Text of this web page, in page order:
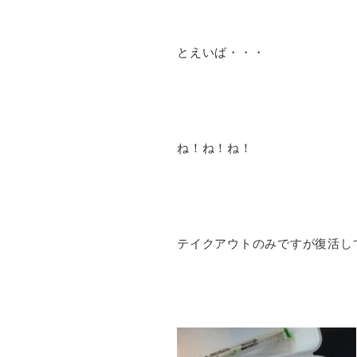
とえいば・・・
ね！ね！ね！
テイクアウトのみですが復活し